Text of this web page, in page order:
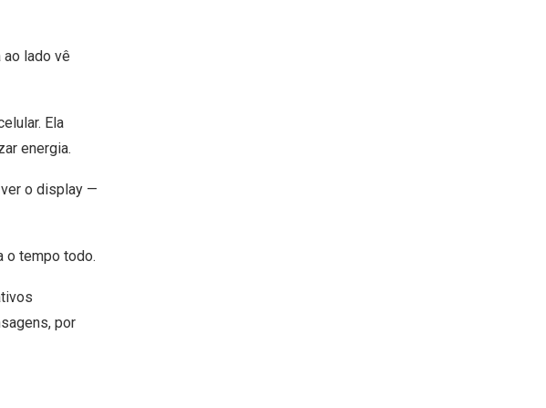
ao lado vê
Ela
energia.
ver o display —
o tempo todo.
por